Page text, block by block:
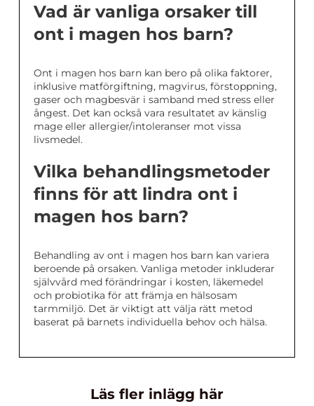
Vad är vanliga orsaker till
ont i magen hos barn?
Ont i magen hos barn kan bero på olika faktorer,
inklusive matförgiftning, magvirus, förstoppning,
gaser och magbesvär i samband med stress eller
ångest. Det kan också vara resultatet av känslig
mage eller allergier/intoleranser mot vissa
livsmedel.
Vilka behandlingsmetoder
finns för att lindra ont i
magen hos barn?
Behandling av ont i magen hos barn kan variera
beroende på orsaken. Vanliga metoder inkluderar
självvård med förändringar i kosten, läkemedel
och probiotika för att främja en hälsosam
tarmmiljö. Det är viktigt att välja rätt metod
baserat på barnets individuella behov och hälsa.
Läs fler inlägg här